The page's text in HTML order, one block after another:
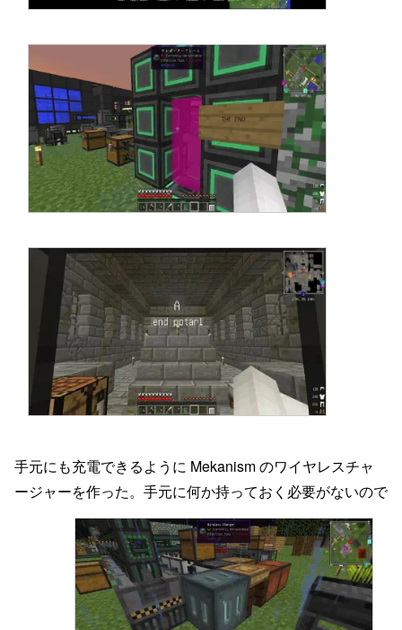
手元にも充電できるように Mekanism のワイヤレスチャ
ージャーを作った。手元に何か持っておく必要がないので